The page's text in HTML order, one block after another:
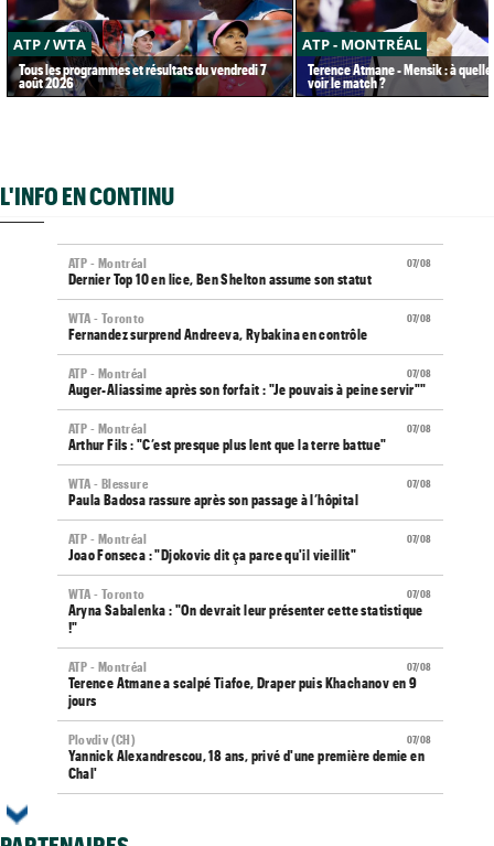
ATP / WTA
Tous les programmes et résultats du vendredi 7
août 2026
ATP - MONTRÉAL
Terence Atmane - Mensik : à
voir le match ?
L'INFO EN CONTINU
07/08
ATP - Montréal
Dernier Top 10 en lice, Ben Shelton assume son statut
07/08
WTA - Toronto
Fernandez surprend Andreeva, Rybakina en contrôle
07/08
ATP - Montréal
Auger-Aliassime après son forfait : "Je pouvais à peine servir""
07/08
ATP - Montréal
Arthur Fils : "C’est presque plus lent que la terre battue"
07/08
WTA - Blessure
Paula Badosa rassure après son passage à l’hôpital
07/08
ATP - Montréal
Joao Fonseca : "Djokovic dit ça parce qu'il vieillit"
07/08
WTA - Toronto
Aryna Sabalenka : "On devrait leur présenter cette statistique
!"
07/08
ATP - Montréal
Terence Atmane a scalpé Tiafoe, Draper puis Khachanov en 9
jours
07/08
Plovdiv (CH)
Yannick Alexandrescou, 18 ans, privé d'une première demie en
Chal'